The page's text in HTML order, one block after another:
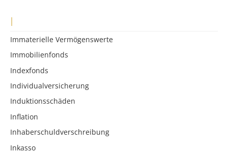
I
Immaterielle Vermögenswerte
Immobilienfonds
Indexfonds
Individualversicherung
Induktionsschäden
Inflation
Inhaberschuldverschreibung
Inkasso